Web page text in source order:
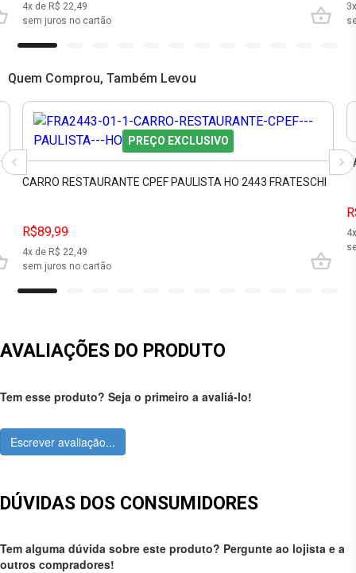
4x de R$ 22,49
sem juros no cartão
3
Quem Comprou, Também Levou
PREÇO EXCLUSIVO
CARRO RESTAURANTE CPEF PAULISTA HO 2443 FRATESCHI
R$89,99
4x de R$ 22,49
sem juros no cartão
4
AVALIAÇÕES DO PRODUTO
Tem esse produto? Seja o primeiro a avaliá-lo!
Escrever avaliação...
DÚVIDAS DOS CONSUMIDORES
Tem alguma dúvida sobre este produto? Pergunte ao lojista e a
outros compradores!